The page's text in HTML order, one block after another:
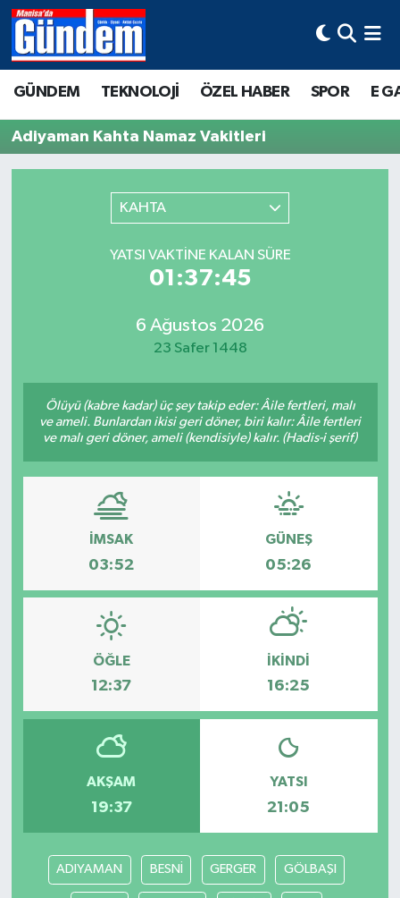
GÜNDEM TEKNOLOJİ ÖZEL HABER SPOR E
Adiyaman Kahta Namaz Vakitleri
KAHTA
YATSI VAKTINE KALAN SÜRE
01:37:45
6 Ağustos 2026
23 Safer 1448
Ölüyü (kabre kadar) üç şey takip eder: Âile fertleri, malı
ve ameli. Bunlardan ikisi geri döner, biri kalır: Âile fertleri
ve malı geri döner, ameli (kendisiyle) kalır. (Hadis-i şerif)
İMSAK
03:52
GÜNEŞ
05:26
ÖĞLE
12:37
İKINDI
16:25
AKŞAM
19:37
YATSI
21:05
ADIYAMAN BESNİ GERGER GÖLBAŞI
Manisa Hava Durumu
Süper Lig Puan Durumu ve Fikstür
Tüm Manşetler
Son Dakika Haberleri